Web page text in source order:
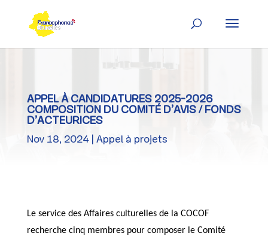
content
APPEL À CANDIDATURES 2025-2026
COMPOSITION DU COMITÉ D’AVIS / FONDS
D’ACTEURICES
Nov 18, 2024 Appel à projets
Le service des Affaires culturelles de la COCOF
recherche cinq membres pour composer le Comité